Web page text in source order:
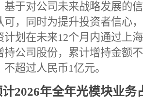
基于对公司未来战略发展的
可，同时为提升投资者信心
计划在未来12个月内通过上
持公司股份，累计增持金额
不超过人民币1亿元。
2026年全年光模块业务